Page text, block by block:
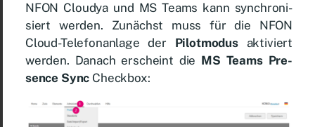
NFON Clou­dya und MS Teams kann syn­chro­ni­
siert wer­den. Zu­nächst muss für die NFON
Cloud-Te­le­fon­an­la­ge der Pi­lot­mo­dusak­ti­viert
wer­den. Da­nach er­scheint die MS Teams Pre­
sence Sync Check­box: